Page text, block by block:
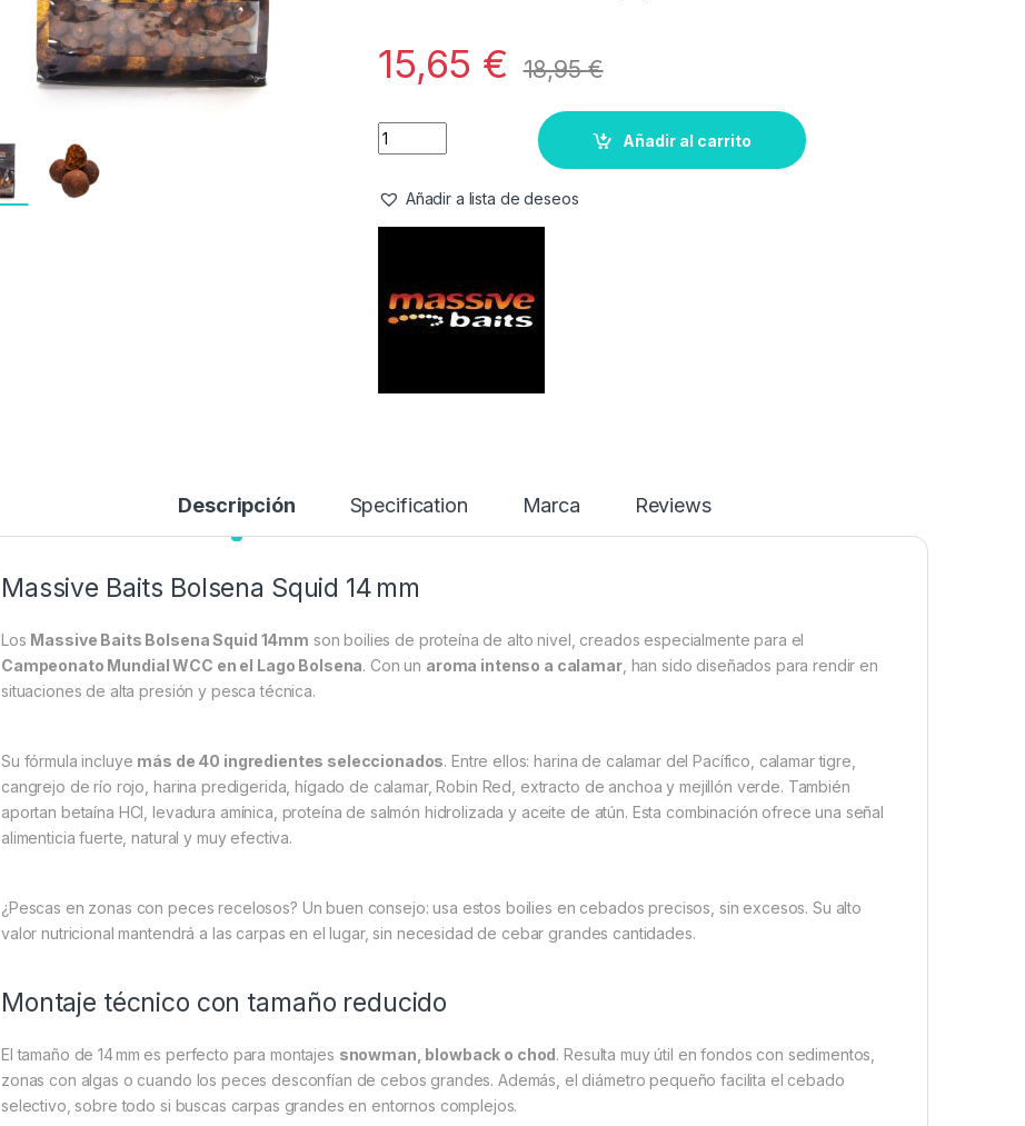
15,65 € 18,95€
Añadir al carrito
Añadir a lista de deseos
Descripción Specification Marca Reviews
Massive Baits Bolsena Squid 14 mm
Los Massive Baits Bolsena Squid 14mm son boilies de proteína de alto nivel, creados especialmente para el
Campeonato Mundial WCC en el Lago Bolsena. Con un aroma intenso a calamar, han sido diseñados para rendir en
situaciones de alta presión y pesca técnica.
Su fórmula incluye más de 40 ingredientes seleccionados. Entre ellos: harina de calamar del Pacífico, calamar tigre,
cangrejo de río rojo, harina predigerida, hígado de calamar, Robin Red, extracto de anchoa y mejillón verde. También
aportan betaína HCI, levadura amínica, proteína de salmón hidrolizada y aceite de atún. Esta combinación ofrece una señal
alimenticia fuerte, natural y muy efectiva.
¿Pescas en zonas con peces recelosos? Un buen consejo: usa estos boilies en cebados precisos, sin excesos. Su alto
valor nutricional mantendrá a las carpas en el lugar, sin necesidad de cebar grandes cantidades.
Montaje técnico con tamaño reducido
El tamaño de 14 mm es perfecto para montajes snowman, blowback o chod. Resulta muy útil en fondos con sedimentos,
zonas con algas o cuando los peces desconfían de cebos grandes. Además, el diámetro pequeño facilita el cebado
selectivo, sobre todo si buscas carpas grandes en entornos complejos.